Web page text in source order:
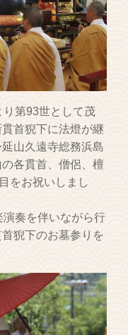
第93世として茂
首猊下に法燈が継
山久遠寺総務浜島
各貫首、僧侶、檀
をお祝いしまし
奏を伴いながら行
猊下のお墓参りを